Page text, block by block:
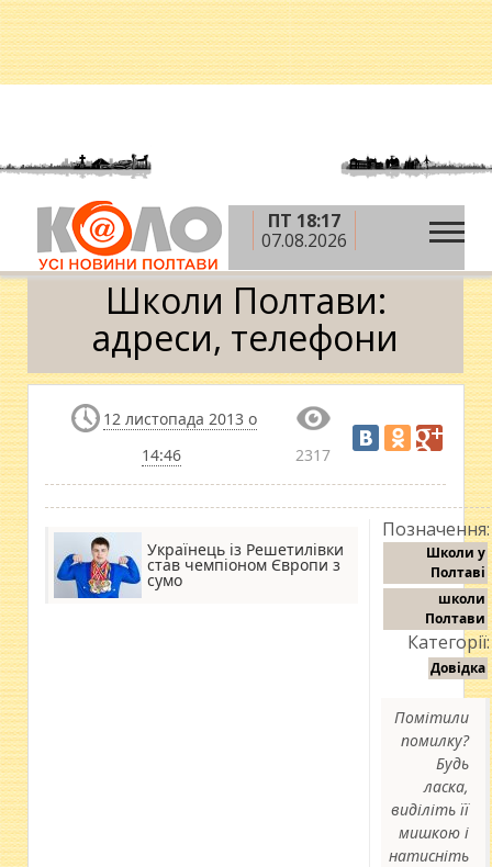
ПТ 18:17
07.08.2026
Головна » Довідка »
Школи Полтави: адреси,
телефони
Школи Полтави:
адреси, телефони
12 листопада 2013 о
14:46
2317
Українець із Решетилівки
став чемпіоном Європи з
сумо
Позначення:
Школи у
Полтаві
школи
Полтави
Категорії:
Довідка
Помітили
помилку?
Будь
ласка,
виділіть її
мишкою і
натисніть